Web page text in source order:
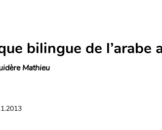
bilingue de l’arabe
Mathieu